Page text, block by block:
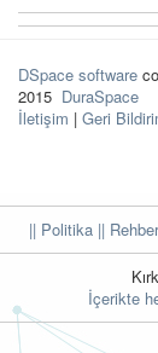
DSpace software
2015 DuraSpace
İletişim | Geri
|| Politika || Rehber
İçerikte